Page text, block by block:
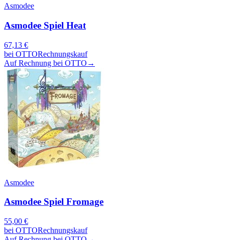
Asmodee
Asmodee Spiel Heat
67,13 €
bei OTTORechnungskauf
Auf Rechnung bei OTTO →
Asmodee
Asmodee Spiel Fromage
55,00 €
bei OTTORechnungskauf